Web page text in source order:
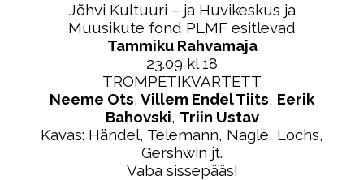
Jõhvi Kultuuri – ja Huvikeskus ja
Muusikute fond PLMF esitlevad
Tammiku Rahvamaja
23.09 kl 18
TROMPETIKVARTETT
Neeme Ots, Villem Endel Tiits, Eerik
Bahovski, Triin Ustav
Kavas: Händel, Telemann, Nagle, Lochs,
Gershwin jt.
Vaba sissepääs!